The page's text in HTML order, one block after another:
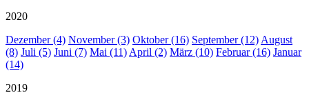
2020
Dezember (4) November (3) Oktober (16) September (12) August
(8) Juli (5) Juni (7) Mai (11) April (2) März (10) Februar (16) Januar
(14)
2019